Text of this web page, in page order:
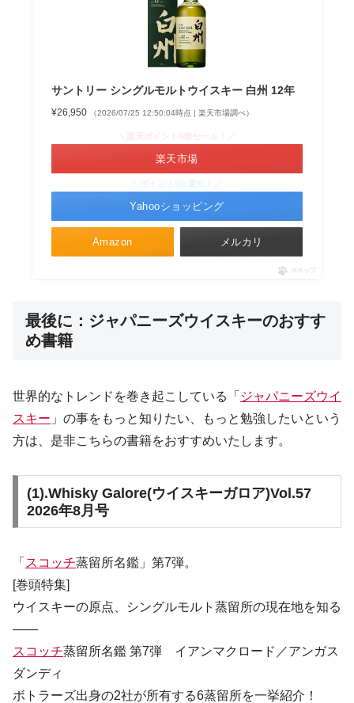
サントリー シングルモルトウイスキー 白州 12年
¥26,950 （2026/07/25 12:50:04時点 | 楽天市場調べ）
Amazon
楽天市場
Yahooショッピング
メルカリ
ポチップ
最後に：ジャパニーズウイスキーのおすす
め書籍
世界的なトレンドを巻き起こしている「 ジャパニーズウイ
スキー 」の事をもっと知りたい、もっと勉強したいという
方は、是非こちらの書籍をおすすめいたします。
(1).Whisky Galore(ウイスキーガロア)Vol.57
2026年8月号
「 スコッチ蒸留所名鑑」第7弾。
[巻頭特集]
ウイスキーの原点、シングルモルト蒸留所の現在地を知る
――
スコッチ蒸留所名鑑 第7弾 イアンマクロード／アンガス
ダンディ
ボトラーズ出身の2社が所有する6蒸留所を一挙紹介！